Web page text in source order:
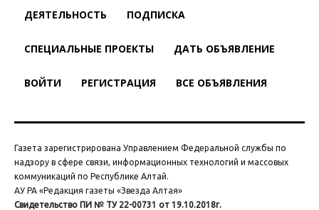
ДЕЯТЕЛЬНОСТЬ ПОДПИСКА
СПЕЦИАЛЬНЫЕ ПРОЕКТЫ ДАТЬ ОБЪЯВЛЕНИЕ
ВОЙТИ РЕГИСТРАЦИЯ ВСЕ ОБЪЯВЛЕНИЯ
Газета зарегистрирована Управлением Федеральной службы по
надзору в сфере связи, информационных технологий и массовых
коммуникаций по Республике Алтай.
АУ РА «Редакция газеты «Звезда Алтая»
Свидетельство ПИ № ТУ 22-00731 от 19.10.2018г.